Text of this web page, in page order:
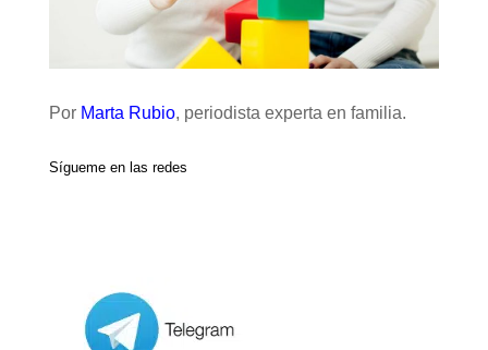
Por Marta Rubio, periodista experta en familia.
Sígueme en las redes